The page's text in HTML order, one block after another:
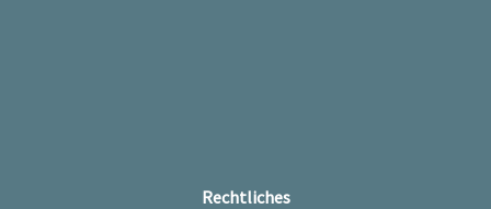
Rechtliches